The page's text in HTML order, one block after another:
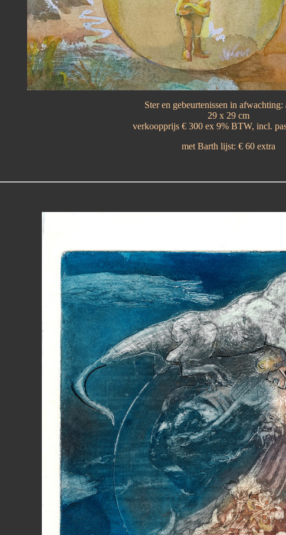
Ster en gebeurtenissen in afwachting:
29 x 29 cm
verkoopprijs € 300 ex 9% BTW, incl.
met Barth lijst: € 60 extra